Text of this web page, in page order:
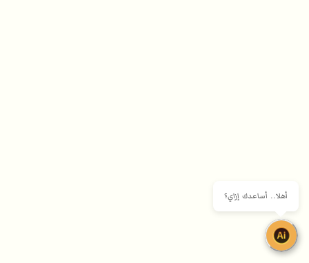
أهلا.. أساعدك إزاي؟